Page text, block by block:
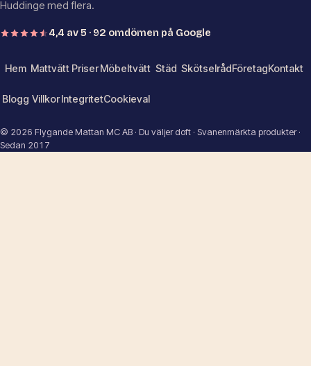
Huddinge med flera.
4,4 av 5 · 92 omdömen på Google
Hem Mattvätt Priser Möbeltvätt Städ SkötselrådFöretagKontakt
Blogg VillkorIntegritetCookieval
© 2026 Flygande Mattan MC AB · Du väljer doft · Svanenmärkta produkter ·
Sedan 2017